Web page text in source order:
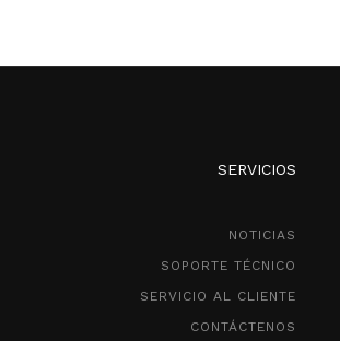
SERVICIOS
NOTICIAS
SOPORTE TÉCNICO
SERVICIO AL CLIENTE
CONTÁCTENOS